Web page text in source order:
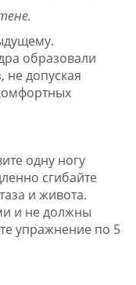
образовали
не допуская
одну ногу
сгибайте
и живота.
и не должны
упражнение по 5